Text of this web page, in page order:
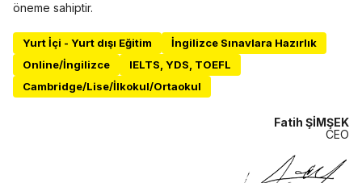
öneme sahiptir.
Yurt İçi - Yurt dışı Eğitim
İngilizce Sınavlara Hazırlık
Online/İngilizce
IELTS, YDS, TOEFL
Cambridge/Lise/İlkokul/Ortaokul
Fatih ŞİMŞEK
CEO